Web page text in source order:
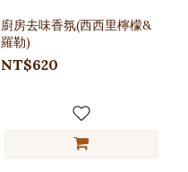
廚房去味香氛(西西里檸檬&
羅勒)
NT$620